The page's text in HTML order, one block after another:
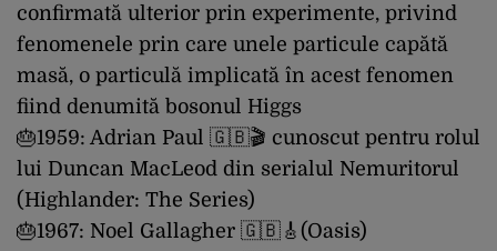
confirmată ulterior prin experimente, privind
fenomenele prin care unele particule capătă
masă, o particulă implicată în acest fenomen
fiind denumită bosonul Higgs
🎂1959: Adrian Paul 🇬🇧🎬 cunoscut pentru rolul
lui Duncan MacLeod din serialul Nemuritorul
(Highlander: The Series)
🎂1967: Noel Gallagher 🇬🇧🎸(Oasis)